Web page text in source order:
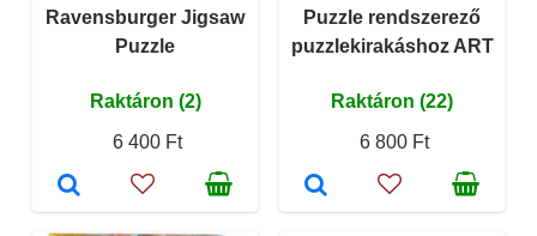
Ravensburger Jigsaw
Puzzle
Raktáron (2)
6 400 Ft
Puzzle rendszerező
puzzlekirakáshoz ART
Raktáron (22)
6 800 Ft